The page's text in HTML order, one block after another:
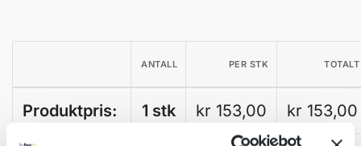
ANTALL PER STK TOTALT
Produktpris: 1 stk kr 153,00 kr 153,00